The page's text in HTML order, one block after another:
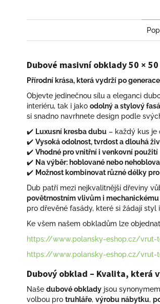
Dubové masivní obklady 50 ×
Přírodní krása, která vydrží po generace
Objevte jedinečnou sílu a eleganci
interiéru, tak i jako odolný a stylový
si snadno navrhnete design podle
✔️ Luxusní kresba dubu – každý kus je
✔️ Vysoká odolnost, tvrdost a dlouhá
✔️ Vhodné pro vnitřní i venkovní použití
✔️ Na výběr: hoblované nebo
✔️ Možnost kombinovat různé délky
Dub patří mezi nejkvalitnější dřeviny
povětrnostním vlivům i
pro dřevěné fasády, které si žádají styl
Ke všem našem obkladům lze
https://www.polansky-eshop.cz/vrut-
https://www.polansky-eshop.cz/
Dubový obklad – Kvalita, která
Naše dubové obklady jsou
volbou pro truhláře, výrobu nábytku,